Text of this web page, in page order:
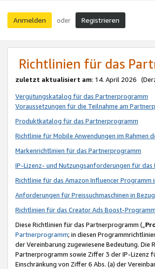
Anmelden oder Registrieren
Richtlinien für das
zuletzt aktualisiert am: 14. April 2026
Vergütungskatalog für das Partnerprogramm
Voraussetzungen für die Teilnahme am
Produktkatalog für das Partnerprogramm
Richtlinie für Mobile Anwendungen im Rahmen
Markenrichtlinien für das Partnerprogramm
IP-Lizenz- und Nutzungsanforderungen für
Richtlinie für das Amazon Influencer Programm
Anforderungen für Preissuchmaschinen in
Richtlinien für das Creator Ads Boost-Programm
Diese Richtlinien für das Partnerprogramm („
Partnerprogramm; in diesen
der Vereinbarung zugewiesene Bedeutung.
Partnerprogramm sowie Ziffer 3 der IP-Lizenz
Einschränkung von Ziffer 6 Abs. (a) der